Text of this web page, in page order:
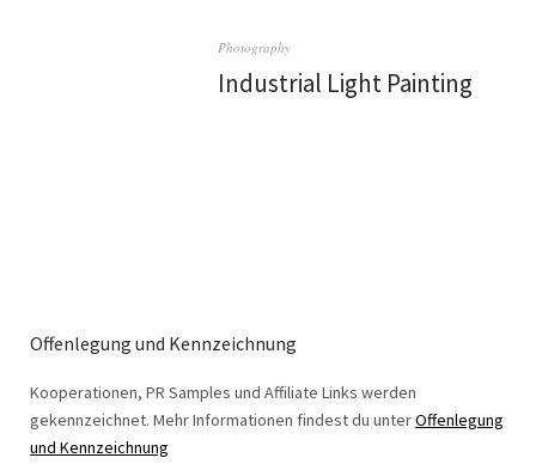
Photography
Industrial Light Painting
Offenlegung und Kennzeichnung
Kooperationen, PR Samples und Affiliate Links werden
gekennzeichnet. Mehr Informationen findest du unterOffenlegung
und Kennzeichnung